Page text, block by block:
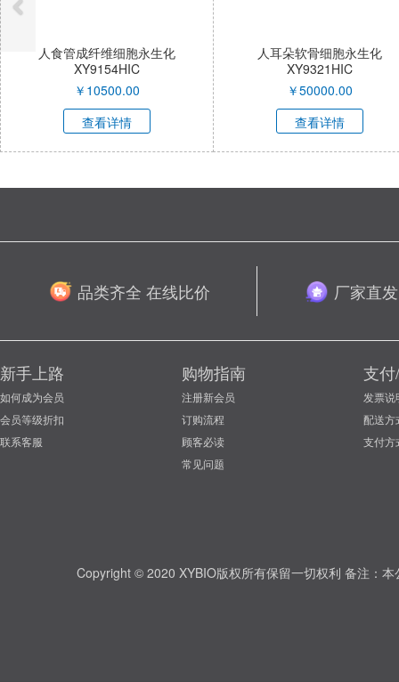
人食管成纤维细胞永生化
XY9154HIC
￥ 10500.00
查看详情
人耳朵软骨细胞永生化
XY9321HIC
￥50000.00
查看详情
品类齐全 在线比价 厂家直
新手上路
如何成为会员
会员等级折扣
联系客服
购物指南
注册新会员
订购流程
顾客必读
常见问题
支
发票说
配送方
支付方
Copyright © 2020 XYBIO版权所有保留一切权利 备注：